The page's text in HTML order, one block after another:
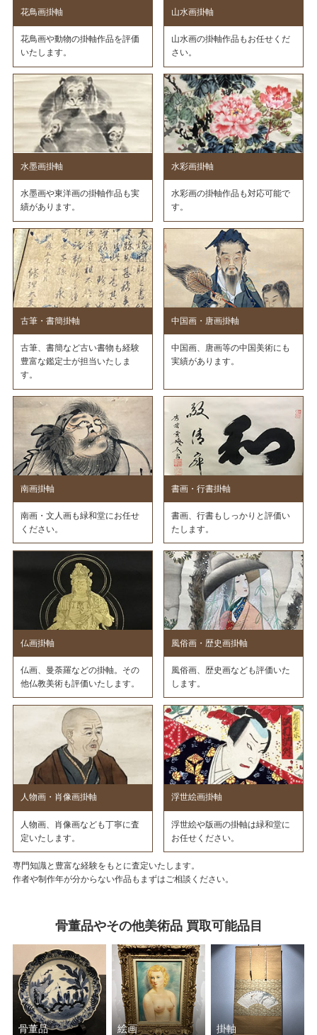
花鳥画掛軸
花鳥画や動物の掛軸作品を評価
いたします。
山水画掛軸
山水画の掛軸作品もお任せくだ
さい。
水墨画掛軸
水墨画や東洋画の掛軸作品も実
績があります。
水彩画掛軸
水彩画の掛軸作品も対応可能で
す。
古筆・書簡掛軸
古筆、書簡など古い書物も経験
豊富な鑑定士が担当いたしま
す。
中国画・唐画掛軸
中国画、唐画等の中国美術にも
実績があります。
南画掛軸
南画・文人画も緑和堂にお任せ
ください。
書画・行書掛軸
書画、行書もしっかりと評価い
たします。
仏画掛軸
仏画、曼荼羅などの掛軸。その
他仏教美術も評価いたします。
風俗画・歴史画掛軸
風俗画、歴史画なども評価いた
します。
人物画・肖像画掛軸
人物画、肖像画なども丁寧に査
定いたします。
浮世絵画掛軸
浮世絵や版画の掛軸は緑和堂に
お任せください。
専門知識と豊富な経験をもとに査定いたします。
作者や制作年が分からない作品もまずはご相談ください。
骨董品やその他美術品 買取可能品目
骨董品 絵画 掛軸